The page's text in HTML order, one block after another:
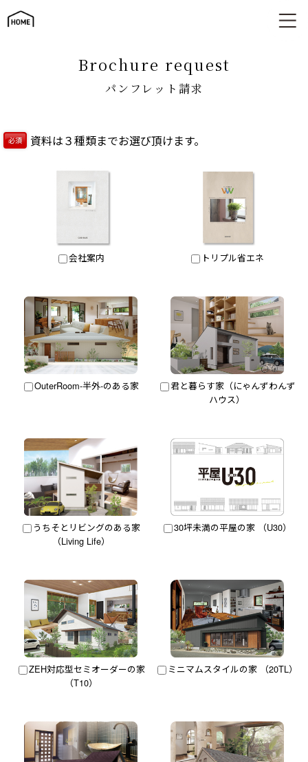
パンフレット請求
brochure request
パンフレット請求
必須 資料は３種類までお選び頂けます。
会社案内 トリプル省エネ
OuterRoom-半外-のある家
君と暮らす家（にゃんずわんず
ハウス）
うちそとリビングのある家
（Living Life）
30坪未満の平屋の家 （U30）
ZEH対応型セミオーダーの家
（T10）
ミニマムスタイルの家 （20TL）